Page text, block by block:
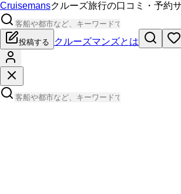
Cruisemansクルーズ旅行の口コミ・予約
投稿する クルーズマンズとは